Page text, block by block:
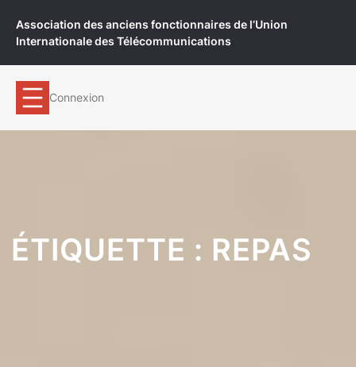
contenu
Association des anciens fonctionnaires de l’Union
Internationale des Télécommunications
Connexion
ÉTIQUETTE : REPAS